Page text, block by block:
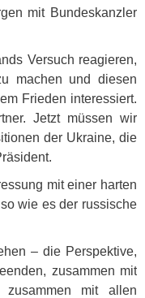
mit Bundeskanzler
Versuch reagieren,
machen und diesen
Frieden interessiert.
Jetzt müssen wir
der Ukraine, die
mit einer harten
wie es der russische
– die Perspektive,
zusammen mit
zusammen mit allen